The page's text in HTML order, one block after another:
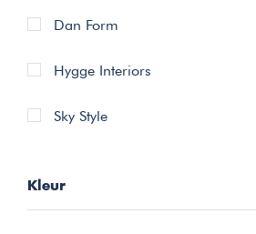
Dan Form
Hygge Interiors
Sky Style
Kleur